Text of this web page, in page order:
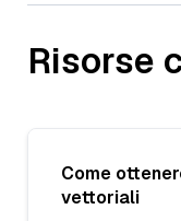
Risorse
Come
vettoriali